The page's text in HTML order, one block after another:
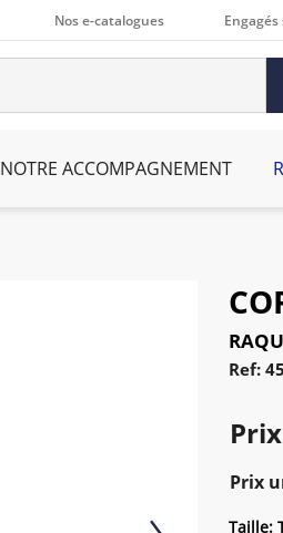
Nos e-catalogues
NOTRE ACCOMPAGNEMENT
Ref:
Prix
Taille: